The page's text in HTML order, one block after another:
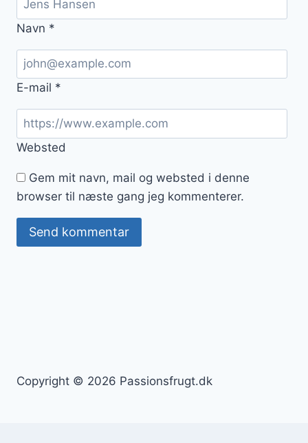
Navn *
E-mail *
Websted
Gem mit navn, mail og websted i denne
browser til næste gang jeg kommenterer.
Copyright © 2026 Passionsfrugt.dk